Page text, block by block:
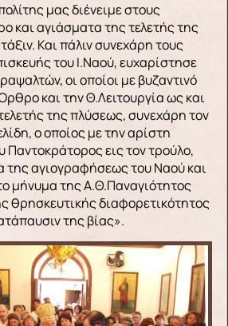
μας διένειμε στους
και αγιάσματα της τελετής της
Και πάλιν συνεχάρη τους
του Ι.Ναού, ευχαρίστησε
οι οποίοι με βυζαντινό
και την Θ.Λειτουργία ως και
της πλύσεως, συνεχάρη τον
ο οποίος με την αρίστη
Παντοκράτορος εις τον τρούλο,
της αγιογραφήσεως του Ναού και
μήνυμα της Α.Θ.Παναγιότητος
θρησκευτικής διαφορετικότητος
της βίας».